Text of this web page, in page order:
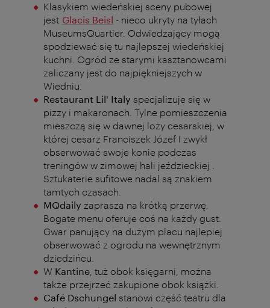
Klasykiem wiedeńskiej sceny pubowej
jest Glacis Beisl - nieco ukryty na tyłach
MuseumsQuartier. Odwiedzający mogą
spodziewać się tu najlepszej wiedeńskiej
kuchni. Ogród ze starymi kasztanowcami
zaliczany jest do najpiękniejszych w
Wiedniu.
Restaurant Lil' Italy specjalizuje się w
pizzy i makaronach. Tylne pomieszczenia
mieszczą się w dawnej loży cesarskiej, w
której cesarz Franciszek Józef I zwykł
obserwować swoje konie podczas
treningów w zimowej hali jeździeckiej
Sztukaterie sufitowe nadal są znakiem
tamtych czasach.
MQdaily zaprasza na krótką przerwę.
Bogate menu oferuje coś na każdy gust.
Gwar panujący na dużym placu najlepiej
obserwować z ogrodu na wewnętrznym
dziedzińcu.
W Kantine, tuż obok księgarni, można
także przejrzeć zakupione obok książki.
Café Dschungel stanowi część teatru dla